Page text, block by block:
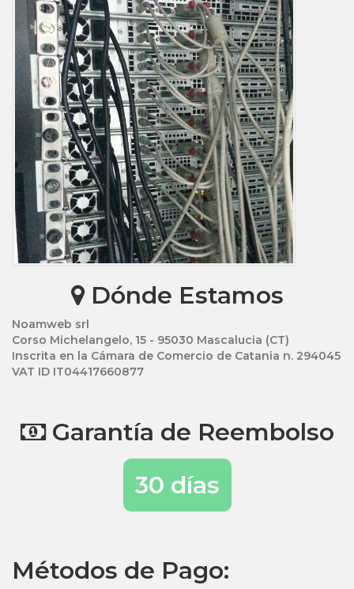
Dónde Estamos
Noamweb srl
Corso Michelangelo, 15 - 95030 Mascalucia (CT)
Inscrita en la Cámara de Comercio de Catania n. 294045
VAT ID IT04417660877
Garantía de Reembolso
30 días
Métodos de Pago: